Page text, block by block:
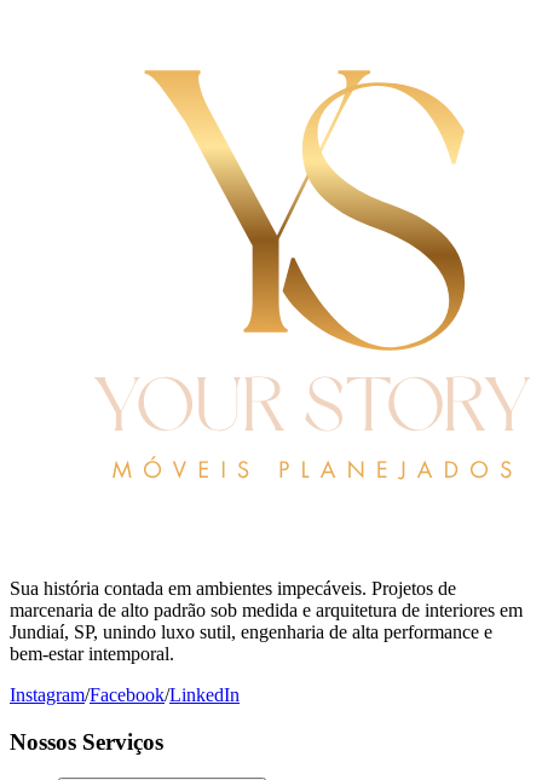
Sua história contada em ambientes impecáveis. Projetos de
marcenaria de alto padrão sob medida e arquitetura de interiores em
Jundiaí, SP, unindo luxo sutil, engenharia de alta performance e
bem-estar intemporal.
Instagram/Facebook/LinkedIn
Nossos Serviços